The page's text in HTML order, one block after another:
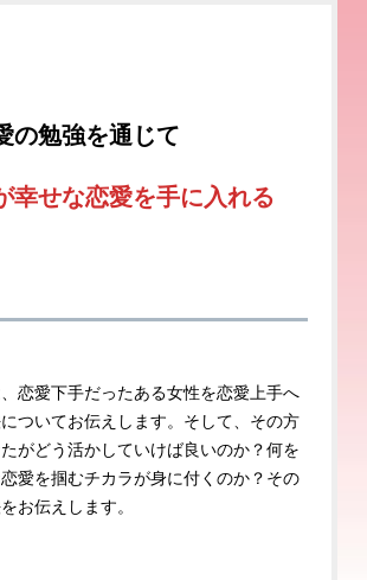
の勉強を通じて
幸せな恋愛を手に入れる
恋愛下手だったある女性を恋愛上手へ
ついてお伝えします。そして、その方
がどう活かしていけば良いのか？何を
愛を掴むチカラが身に付くのか？その
お伝えします。